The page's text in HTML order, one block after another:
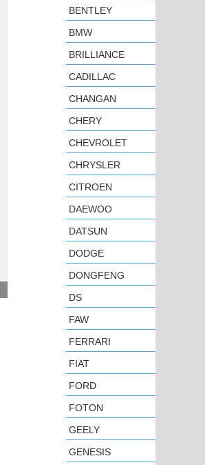
BENTLEY
BMW
BRILLIANCE
CADILLAC
CHANGAN
CHERY
CHEVROLET
CHRYSLER
CITROEN
DAEWOO
DATSUN
DODGE
DONGFENG
DS
FAW
FERRARI
FIAT
FORD
FOTON
GEELY
GENESIS